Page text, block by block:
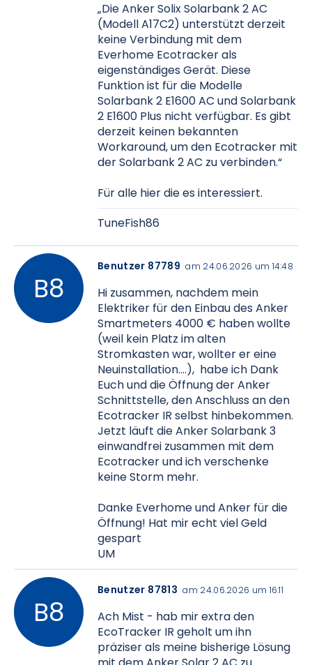
„Die Anker Solix Solarbank 2 AC
(Modell A17C2) unterstützt derzeit
keine Verbindung mit dem
Everhome Ecotracker als
eigenständiges Gerät. Diese
Funktion ist für die Modelle
Solarbank 2 E1600 AC und Solarbank
2 E1600 Plus nicht verfügbar. Es gibt
derzeit keinen bekannten
Workaround, um den Ecotracker mit
der Solarbank 2 AC zu verbinden.“
Für alle hier die es interessiert.
TuneFish86
Benutzer 87789 am 24.06.2026 um 14:48
Hi zusammen, nachdem mein
Elektriker für den Einbau des Anker
Smartmeters 4000 € haben wollte
(weil kein Platz im alten
Stromkasten war, wollter er eine
Neuinstallation....), habe ich Dank
Euch und die Öffnung der Anker
Schnittstelle, den Anschluss an den
Ecotracker IR selbst hinbekommen.
Jetzt läuft die Anker Solarbank 3
einwandfrei zusammen mit dem
Ecotracker und ich verschenke
keine Storm mehr.
Danke Everhome und Anker für die
Öffnung! Hat mir echt viel Geld
gespart
UM
Benutzer 87813 am 24.06.2026 um 16:11
Ach Mist - hab mir extra den
EcoTracker IR geholt um ihn
präziser als meine bisherige Lösung